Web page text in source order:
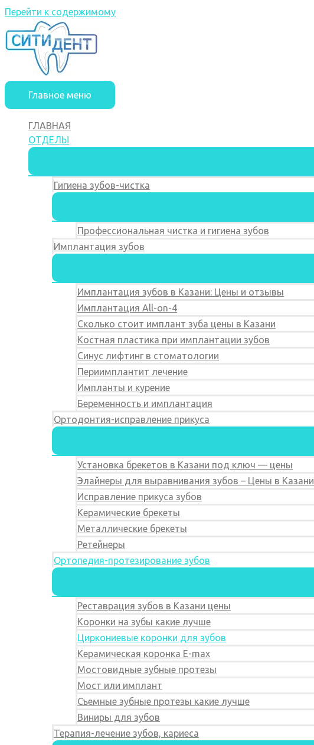
Перейти к содержимому
Главное меню
ГЛАВНАЯ
ОТДЕЛЫ
Гигиена зубов-чистка
Профессиональная чистка и гигиена зубов
Имплантация зубов
Имплантация зубов в Казани: Цены и отзывы
Имплантация All-on-4
Сколько стоит имплант зуба цены в Казани
Костная пластика при имплантации зубов
Синус лифтинг в стоматологии
Периимплантит лечение
Импланты и курение
Беременность и имплантация
Ортодонтия-исправление прикуса
Установка брекетов в Казани под ключ — цены
Элайнеры для выравнивания зубов – Цены в Казани
Исправление прикуса зубов
Керамические брекеты
Металлические брекеты
Ретейнеры
Ортопедия-протезирование зубов
Реставрация зубов в Казани цены
Коронки на зубы какие лучше
Циркониевые коронки для зубов
Керамическая коронка E-max
Мостовидные зубные протезы
Мост или имплант
Съемные зубные протезы какие лучше
Виниры для зубов
Терапия-лечение зубов, кариеса